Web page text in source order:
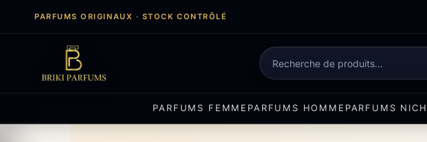
PARFUMS ORIGINAUX · STOCK CONTRÔLÉ
Recherche
de
produits
PARFUMS FEMME PARFUMS HOMME PARFUMS